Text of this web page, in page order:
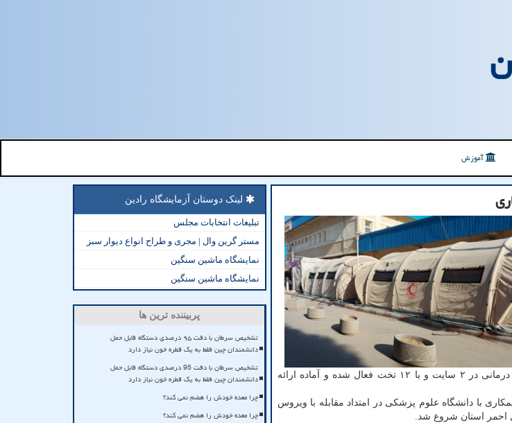
آموزش
سرپایی به بیماران کرونائی در این بیمارستان فعال شد، اظهار داشت: این چادرهای درمانی در ۲ سایت و با ۱۲ تخت فعال شده و آماده ارائه
با دانشگاه علوم پزشکی در امتداد مقابله با ویروس
احمر استان شروع شد.
لینک دوستان آزمایشگاه رادین
تبلیغات انتخابات مجلس
مستر گرین وال | مجری و طراح انواع دیوار سبز
نمایشگاه ماشین سنگین
نمایشگاه ماشین سنگین
پربیننده ترین ها
تشخیص سرطان با دقت ۹۵ درصدی دستگاه قابل حمل
دانشمندان چین فقط به یک قطره خون نیاز دارد
تشخیص سرطان با دقت 95 درصدی دستگاه قابل حمل
دانشمندان چین فقط به یک قطره خون نیاز دارد
چرا معده خودش را هضم نمی کند؟
چرا معده خودش را هضم نمی کند؟